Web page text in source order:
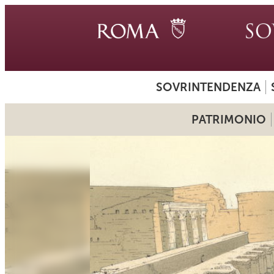
SOVRINTENDENZA
PATRIMONIO